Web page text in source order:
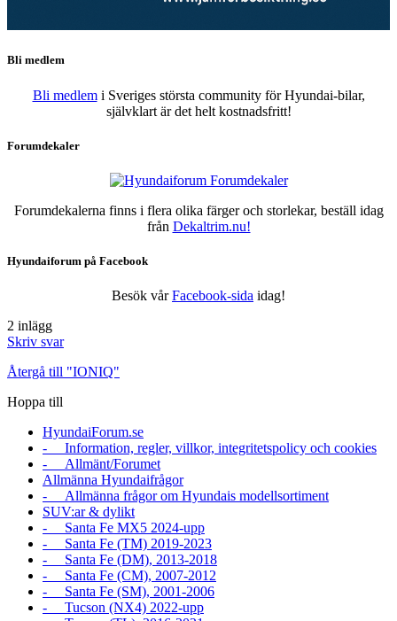
Bli medlem
Bli medlemi Sveriges största community för Hyundai-bilar,
självklart är det helt kostnadsfritt!
Forumdekaler
Forumdekalerna finns i flera olika färger och storlekar, beställ idag
från Dekaltrim.nu!
Hyundaiforum på Facebook
Besök vårFacebook-sida idag!
2 inlägg
Skriv svar
Återgå till "IONIQ"
Hoppa till
HyundaiForum.se
- Information, regler, villkor, integritetspolicy och cookies
- Allmänt/Forumet
Allmänna Hyundaifrågor
- Allmänna frågor om Hyundais modellsortiment
SUV:ar & dylikt
- Santa Fe MX5 2024-upp
- Santa Fe (TM) 2019-2023
- Santa Fe (DM), 2013-2018
- Santa Fe (CM), 2007-2012
- Santa Fe (SM), 2001-2006
- Tucson (NX4) 2022-upp